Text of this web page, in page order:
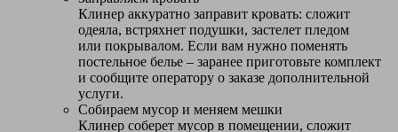
Клинер аккуратно заправит кровать: сложит
одеяла, встряхнет подушки, застелет пледом
или покрывалом. Если вам нужно поменять
постельное белье – заранее приготовьте комплект
и сообщите оператору о заказе дополнительной
услуги.
Собираем мусор и меняем мешки
Клинер соберет мусор в помещении, сложит